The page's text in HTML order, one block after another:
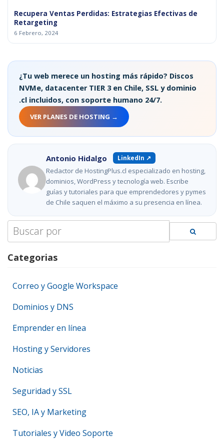
Recupera Ventas Perdidas: Estrategias Efectivas de
Retargeting
6 Febrero, 2024
¿Tu web merece un hosting más rápido? Discos
NVMe, datacenter TIER 3 en Chile, SSL y dominio
.cl incluidos, con soporte humano 24/7.
VER PLANES DE HOSTING →
Antonio Hidalgo LinkedIn ↗
Redactor de HostingPlus.cl especializado en hosting,
dominios, WordPress y tecnología web. Escribe
guías y tutoriales para que emprendedores y pymes
de Chile saquen el máximo a su presencia en línea.
Search
for:
Categorias
Correo y Google Workspace
Dominios y DNS
Emprender en línea
Hosting y Servidores
Noticias
Seguridad y SSL
SEO, IA y Marketing
Tutoriales y Video Soporte